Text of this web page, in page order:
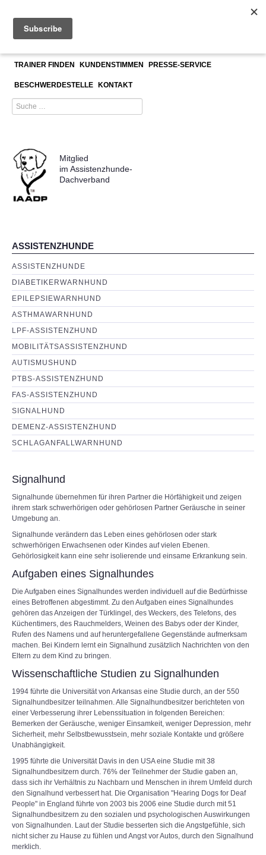
TRAINER FINDEN KUNDENSTIMMEN PRESSE-SERVICE
BESCHWERDESTELLE KONTAKT
Mitglied
im Assistenzhunde-
Dachverband
ASSISTENZHUNDE
ASSISTENZHUNDE
DIABETIKERWARNHUND
EPILEPSIEWARNHUND
ASTHMAWARNHUND
LPF-ASSISTENZHUND
MOBILITÄTSASSISTENZHUND
AUTISMUSHUND
PTBS-ASSISTENZHUND
FAS-ASSISTENZHUND
SIGNALHUND
DEMENZ-ASSISTENZHUND
SCHLAGANFALLWARNHUND
Signalhund
Signalhunde übernehmen für ihren Partner die Hörfähigkeit und zeigen
ihrem stark schwerhörigen oder gehörlosen Partner Geräusche in seiner
Umgebung an.
Signalhunde verändern das Leben eines gehörlosen oder stark
schwerhörigen Erwachsenen oder Kindes auf vielen Ebenen.
Gehörlosigkeit kann eine sehr isolierende und einsame Erkrankung sein.
Aufgaben eines Signalhundes
Die Aufgaben eines Signalhundes werden individuell auf die Bedürfnisse
eines Betroffenen abgestimmt. Zu den Aufgaben eines Signalhundes
gehören das Anzeigen der Türklingel, des Weckers, des Telefons, des
Küchentimers, des Rauchmelders, Weinen des Babys oder der Kinder,
Rufen des Namens und auf heruntergefallene Gegenstände aufmerksam
machen. Bei Kindern lernt ein Signalhund zusätzlich Nachrichten von den
Eltern zu dem Kind zu bringen.
Wissenschaftliche Studien zu Signalhunden
1994 führte die Universität von Arkansas eine Studie durch, an der 550
Signalhundbesitzer teilnahmen. Alle Signalhundbesitzer berichteten von
einer Verbesserung ihrer Lebenssituation in folgenden Bereichen:
Bemerken der Geräusche, weniger Einsamkeit, weniger Depression, mehr
Sicherheit, mehr Selbstbewusstsein, mehr soziale Kontakte und größere
Unabhängigkeit.
1995 führte die Universität Davis in den USA eine Studie mit 38
Signalhundbesitzern durch. 76% der Teilnehmer der Studie gaben an,
dass sich ihr Verhältnis zu Nachbarn und Menschen in ihrem Umfeld durch
den Signalhund verbessert hat. Die Organisation "Hearing Dogs for Deaf
People" in England führte von 2003 bis 2006 eine Studie durch mit 51
Signalhundbesitzern zu den sozialen und psychologischen Auswirkungen
von Signalhunden. Laut der Studie besserten sich die Angstgefühle, sich
nicht sicher zu Hause zu fühlen und Angst vor Autos, durch den Signalhund
merklich.
≡